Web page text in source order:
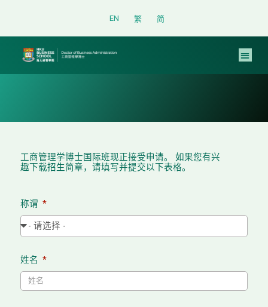
内
EN 繁 简
称谓
姓名
工商管理学博士国际班现正接受申请。 如果您有兴
趣下载招生简章，请填写并提交以下表格。